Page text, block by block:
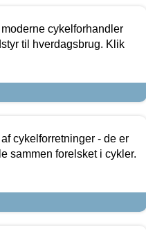
cykelforhandler
til hverdagsbrug. Klik
cykelforretninger - de er
sammen forelsket i cykler.